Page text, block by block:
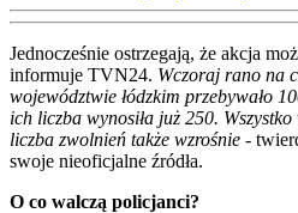
Jednocześnie ostrzegają, że akcja
informuje TVN24. Wczoraj rano na
województwie łódzkim przebywało
ich liczba wynosiła już 250.
liczba zwolnień także wzrośnie -
swoje nieoficjalne źródła.
O co walczą policjanci?